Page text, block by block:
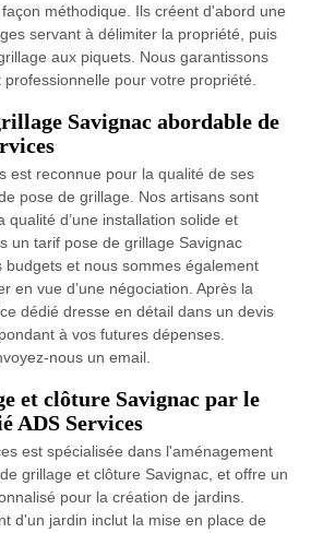
méthodique. Ils créent d'abord une
servant à délimiter la propriété, puis
aux piquets. Nous garantissons
pour votre propriété.
Savignac abordable de
est reconnue pour la qualité de ses
pose de grillage. Nos artisans sont
qualité d’une installation solide et
un tarif pose de grillage Savignac
et nous sommes également
en vue d’une négociation. Après la
dédié dresse en détail dans un devis
à vos futures dépenses.
nous un email.
et clôture Savignac par le
ADS Services
est spécialisée dans l'aménagement
grillage et clôture Savignac, et offre un
pour la création de jardins.
d'un jardin inclut la mise en place de